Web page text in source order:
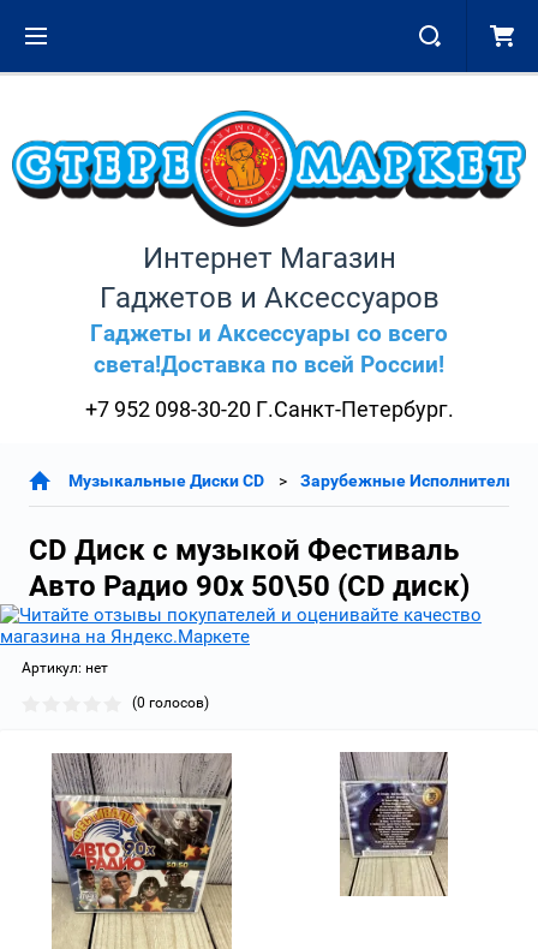
Интернет Магазин
Гаджетов и Аксессуаров
Гаджеты и Аксессуары со всего
света!Доставка по всей России!
+7 952 098-30-20 Г.Санкт-Петербург.
Музыкальные Диски CD Зарубежные Исполнители
CD Диск с музыкой Фестиваль
Авто Радио 90х 50\50 (CD диск)
Артикул: нет
(0 голосов)